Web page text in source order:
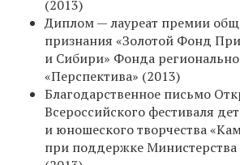
(2013)
Диплом — лауреат премии
признания «Золотой Фонд
и Сибири» Фонда
«Перспектива» (2013)
Благодарственное письмо
Всероссийского фестиваля
и юношеского творчества
при поддержке